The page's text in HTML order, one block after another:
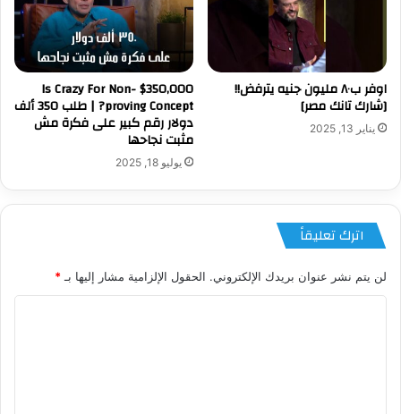
اوفر ب٨٠ مليون جنيه يترفض!!
[شارك تانك مصر]
يناير 13, 2025
$350,000 Is Crazy For Non-
proving Concept? | طلب 350 ألف
دولار رقم كبير على فكرة مش
مثبت نجاحها
يوليو 18, 2025
اترك تعليقاً
لن يتم نشر عنوان بريدك الإلكتروني. الحقول الإلزامية مشار إليها بـ *